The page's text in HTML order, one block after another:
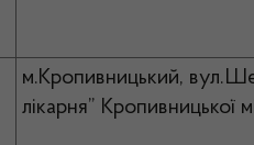
м.Кропивницький,
лікарня” Кропивницької